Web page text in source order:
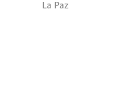
La Paz